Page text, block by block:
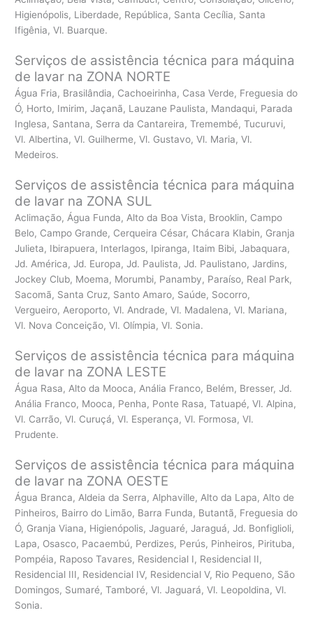
Higienópolis, Liberdade, República, Santa Cecília, Santa
Ifigênia, Vl. Buarque.
Serviços de assistência técnica para máquina
de lavar na ZONA NORTE
Água Fria, Brasilândia, Cachoeirinha, Casa Verde, Freguesia do
Ó, Horto, Imirim, Jaçanã, Lauzane Paulista, Mandaqui, Parada
Inglesa, Santana, Serra da Cantareira, Tremembé, Tucuruvi,
Vl. Albertina, Vl. Guilherme, Vl. Gustavo, Vl. Maria, Vl.
Medeiros.
Serviços de assistência técnica para máquina
de lavar na ZONA SUL
Aclimação, Água Funda, Alto da Boa Vista, Brooklin, Campo
Belo, Campo Grande, Cerqueira César, Chácara Klabin, Granja
Julieta, Ibirapuera, Interlagos, Ipiranga, Itaim Bibi, Jabaquara,
Jd. América, Jd. Europa, Jd. Paulista, Jd. Paulistano, Jardins,
Jockey Club, Moema, Morumbi, Panamby, Paraíso, Real Park,
Sacomã, Santa Cruz, Santo Amaro, Saúde, Socorro,
Vergueiro, Aeroporto, Vl. Andrade, Vl. Madalena, Vl. Mariana,
Vl. Nova Conceição, Vl. Olímpia, Vl. Sonia.
Serviços de assistência técnica para máquina
de lavar na ZONA LESTE
Água Rasa, Alto da Mooca, Anália Franco, Belém, Bresser, Jd.
Anália Franco, Mooca, Penha, Ponte Rasa, Tatuapé, Vl. Alpina,
Vl. Carrão, Vl. Curuçá, Vl. Esperança, Vl. Formosa, Vl.
Prudente.
Serviços de assistência técnica para máquina
de lavar na ZONA OESTE
Água Branca, Aldeia da Serra, Alphaville, Alto da Lapa, Alto de
Pinheiros, Bairro do Limão, Barra Funda, Butantã, Freguesia do
Ó, Granja Viana, Higienópolis, Jaguaré, Jaraguá, Jd. Bonfiglioli,
Lapa, Osasco, Pacaembú, Perdizes, Perús, Pinheiros, Pirituba,
Pompéia, Raposo Tavares, Residencial I, Residencial II,
Residencial III, Residencial IV, Residencial V, Rio Pequeno, São
Domingos, Sumaré, Tamboré, Vl. Jaguará, Vl. Leopoldina, Vl.
Sonia.